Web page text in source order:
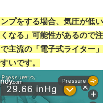
プをする場合、気圧が低い
なる」可能性があるので注
主流の「電子式ライター」
いです。